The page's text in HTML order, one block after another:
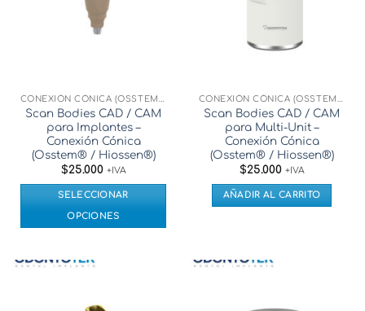
Scan Bodies CAD / CAM
para Implantes –
Conexión Cónica
(Osstem® / Hiossen®)
$25.000 +IVA
SELECCIONAR
OPCIONES
tiene
variantes.
Scan Bodies CAD / CAM
para Multi-Unit –
Conexión Cónica
(Osstem® / Hiossen®)
$25.000 +IVA
AÑADIR AL CARRITO